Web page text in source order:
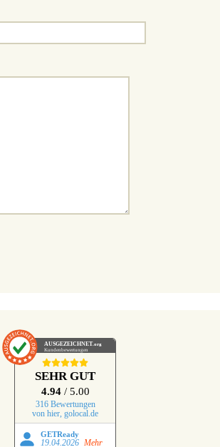
AUSGEZEICHNET.org
Kundenbewertungen
SEHR GUT
4.94 / 5.00
316 Bewertungen
von hier, golocal.de
GETReady
19.04.2026 Mehr